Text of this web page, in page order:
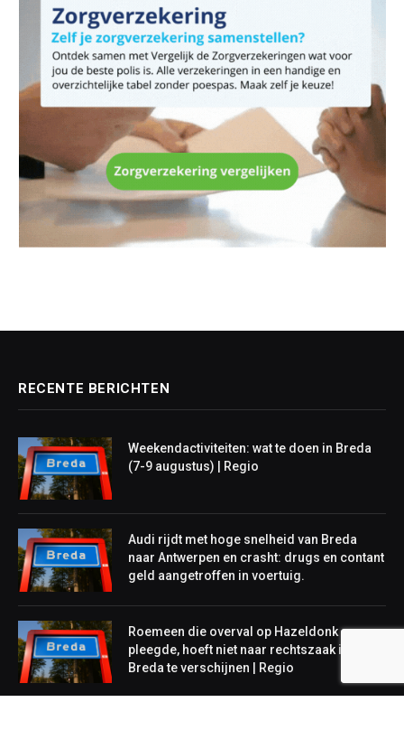
RECENTE BERICHTEN
Weekendactiviteiten: wat te doen in Breda
(7-9 augustus) | Regio
Audi rijdt met hoge snelheid van Breda
naar Antwerpen en crasht: drugs en contant
geld aangetroffen in voertuig.
Roemeen die overval op Hazeldonk
pleegde, hoeft niet naar rechtszaak in
Breda te verschijnen | Regio